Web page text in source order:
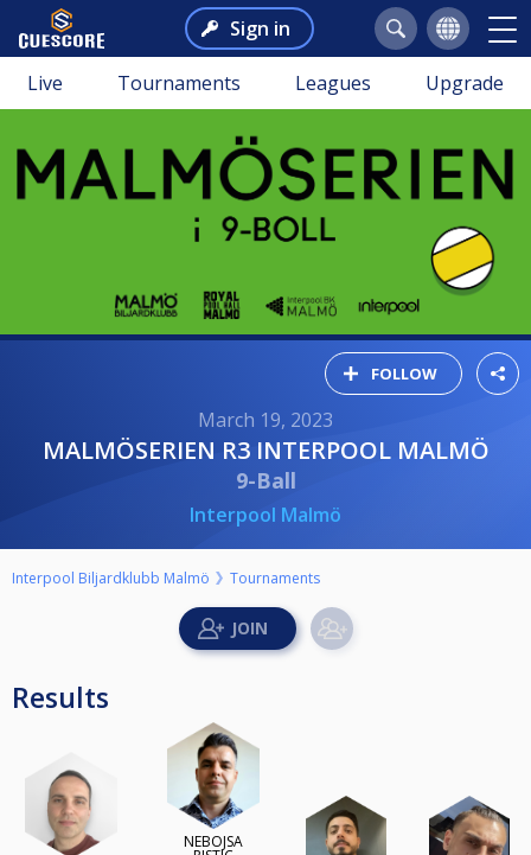
Sign in
Live Tournaments Leagues Upgrade
FOLLOW
March 19, 2023
MALMÖSERIEN R3 INTERPOOL MALMÖ
9-Ball
Interpool Malmö
Interpool Biljardklubb Malmö Tournaments
Results
NEBOJSA